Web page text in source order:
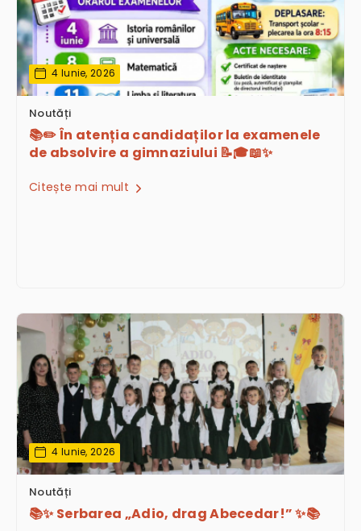
4 Iunie, 2026
Noutăți
📚✏️ În atenția candidaților la examenele
de absolvire a gimnaziului 📝🎓📖✨
Citește mai mult
4 Iunie, 2026
Noutăți
📚✨ Serbarea „Adio, drag Abecedar!” ✨📚